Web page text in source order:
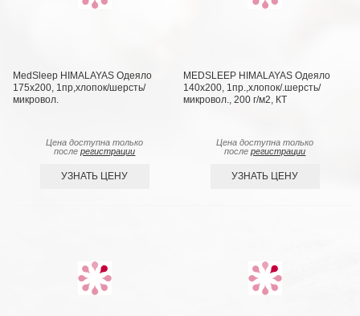
MedSleep HIMALAYAS Oдеяло
175х200, 1пр,хлопок/шерсть/
микровол.
Цена доступна только
послерегистрации
УЗНАТЬ ЦЕНУ
MEDSLEEP HIMALAYAS Oдеяло
140х200, 1пр.,хлопок/.шерсть/
микровол., 200 г/м2, КТ
Цена доступна только
послерегистрации
УЗНАТЬ ЦЕНУ